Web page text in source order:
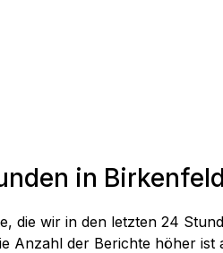
in
die wir in den letzten 24
Anzahl der Berichte höher ist